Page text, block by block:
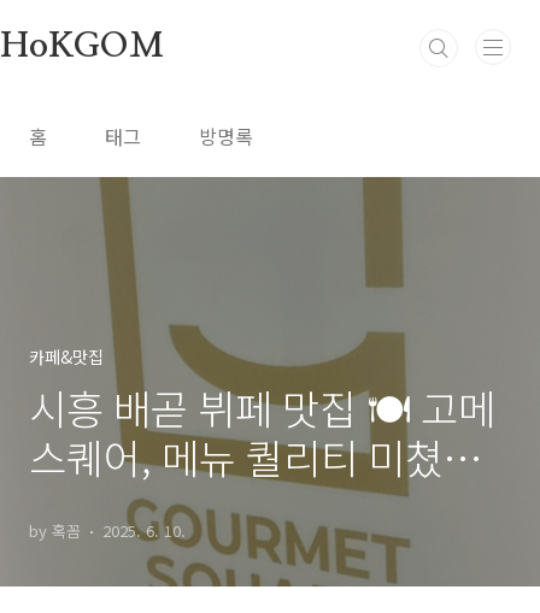
HoKGOM
홈 태그 방명록
카페&맛집
시흥 배곧 뷔페 맛집 🍽️ 고메
스퀘어, 메뉴 퀄리티 미쳤다!
(메뉴+맛+분위기 굿✨)
by 혹꼼 2025. 6. 10.